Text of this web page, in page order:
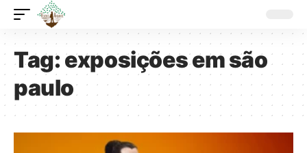
Tag:exposições em são
paulo